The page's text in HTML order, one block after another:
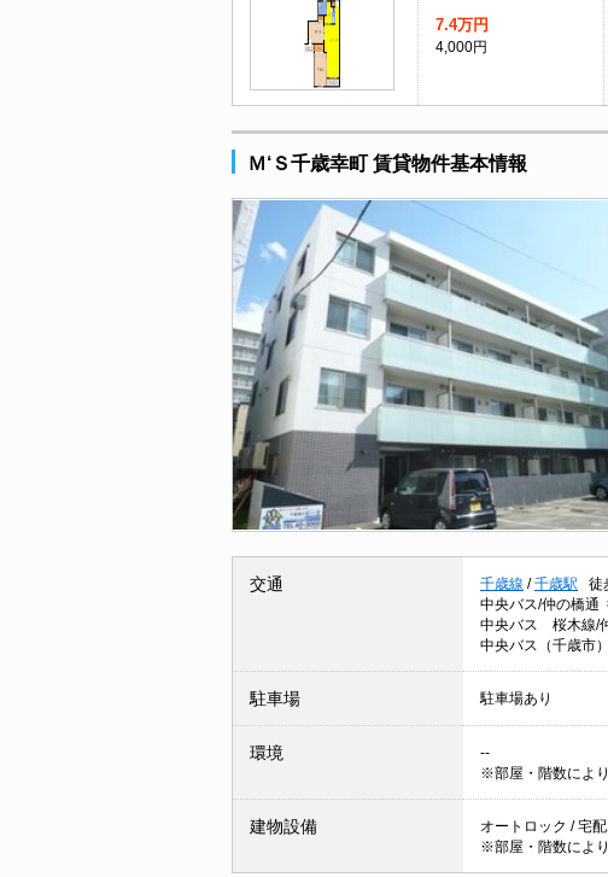
7.4万円
4,000円
Ｍ‘Ｓ千歳幸町 賃貸物件基本情報
交通 千歳線 / 千歳駅 徒
中央バス/仲の橋通
中央バス 桜木線/
中央バス（千歳市
駐車場 駐車場あり
環境
--
※部屋・階数によ
建物設備
オートロック / 宅
※部屋・階数によ